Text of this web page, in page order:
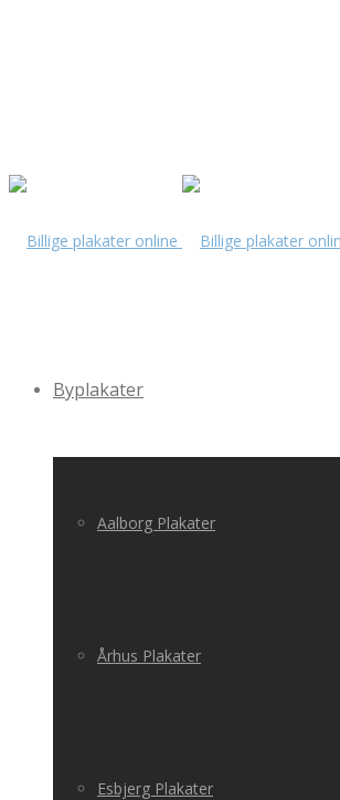
Byplakater
Aalborg Plakater
Århus Plakater
Esbjerg Plakater